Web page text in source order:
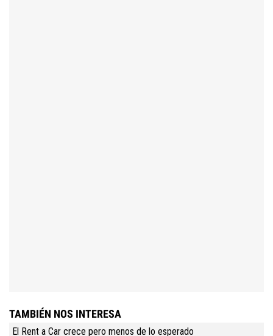
TAMBIÉN NOS INTERESA
El Rent a Car crece pero menos de lo esperado